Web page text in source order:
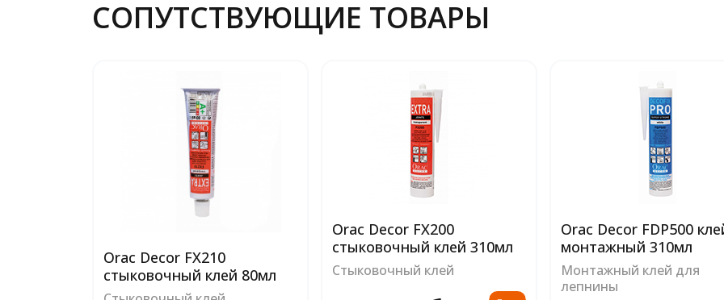
СОПУТСТВУЮЩИЕ ТОВАРЫ
Orac Decor FX210
стыковочный клей 80мл
Orac Decor FX200
стыковочный клей 310мл
Стыковочный клей
Orac Decor FDP500
монтажный 310мл
Монтажный клей для
лепнины